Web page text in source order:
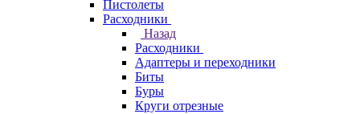
Пистолеты
Расходники
Назад
Расходники
Адаптеры и переходники
Биты
Буры
Круги отрезные